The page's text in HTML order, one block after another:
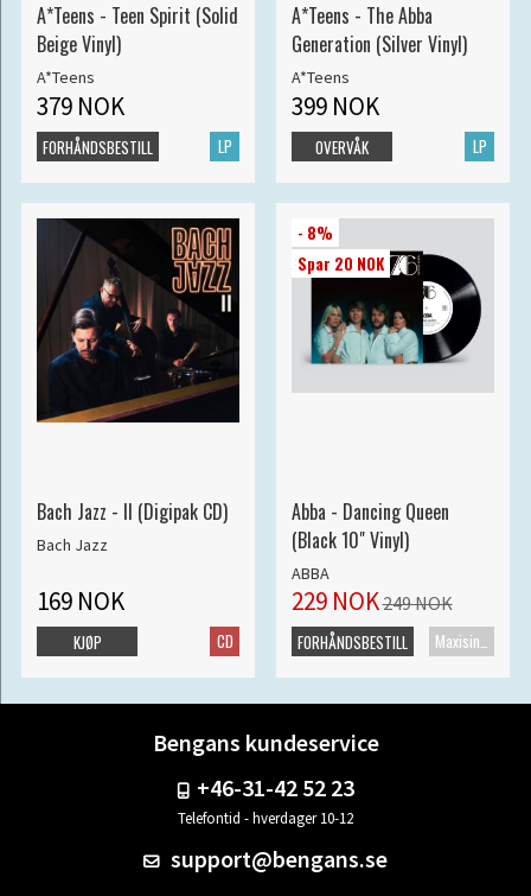
A*Teens - Teen Spirit (Solid
Beige Vinyl)
A*Teens
379 NOK
LP
FORHÅNDSBESTILL
A*Teens - The Abba
Generation (Silver Vinyl)
A*Teens
399 NOK
LP
OVERVÅK
Bach Jazz - II (Digipak CD)
Bach Jazz
169 NOK
CD
KJØP
- 8%
Spar 20 NOK
Abba - Dancing Queen
(Black 10" Vinyl)
ABBA
229 NOK249 NOK
Maxisingel
FORHÅNDSBESTILL
Bengans kundeservice
+46-31-42 52 23
Telefontid - hverdager 10-12
support@bengans.se